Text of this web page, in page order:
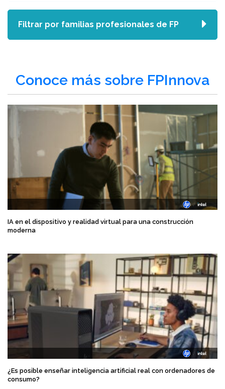
Conoce más sobre FPInnova
IA en el dispositivo y realidad virtual para una construcción
moderna
¿Es posible enseñar inteligencia artificial real con ordenadores de
consumo?
Filtrar por familias profesionales de FP